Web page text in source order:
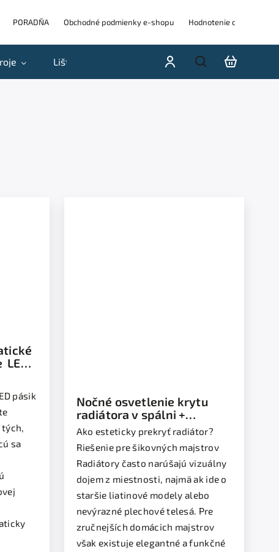
PORADŇA Obchodné podmienky e-shopu Hodnotenie obchodu
Lišty Akcie a výpredaje Blog
pásik
sa
Nočné osvetlenie krytu
radiátora v spálni +
efektné podsvietenie
parapetnej dosky
Ako esteticky prekryť radiátor?
Riešenie pre šikovných majstrov
Radiátory často narúšajú vizuálny
dojem z miestnosti, najmä ak ide o
staršie liatinové modely alebo
nevýrazné plechové telesá. Pre
zručnejších domácich majstrov
však existuje elegantné a funkčné